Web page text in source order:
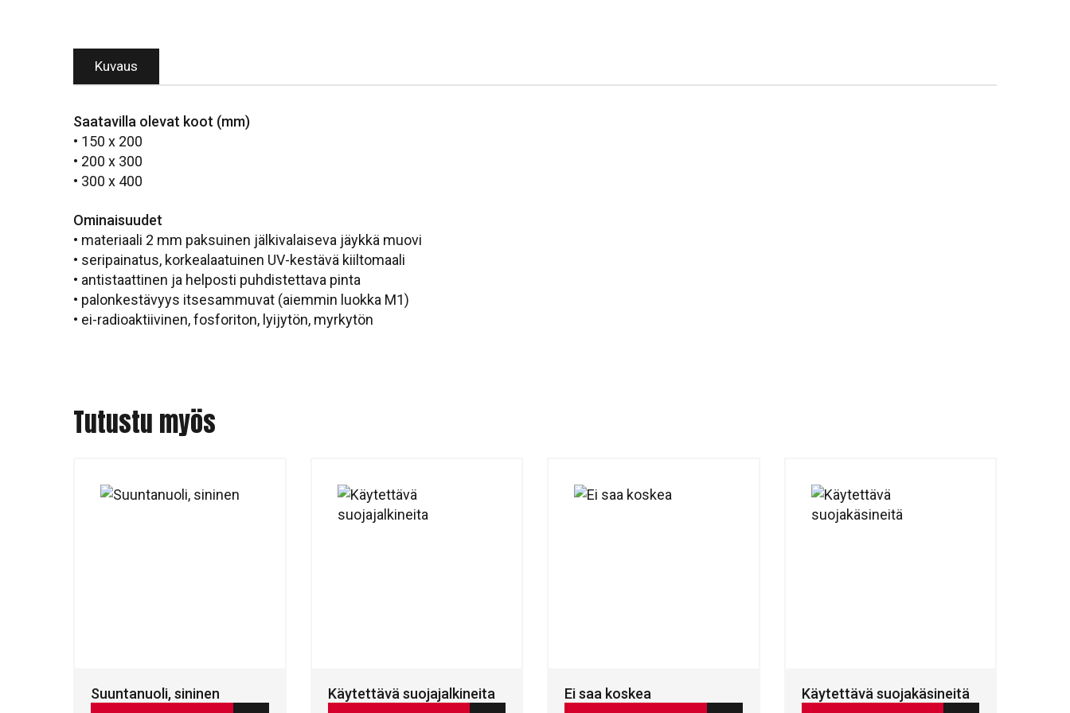
Kuvaus
Saatavilla olevat koot (mm)
• 150 x 200
• 200 x 300
• 300 x 400
Ominaisuudet
• materiaali 2 mm paksuinen jälkivalaiseva jäykkä muovi
• seripainatus, korkealaatuinen UV-kestävä kiiltomaali
• antistaattinen ja helposti puhdistettava pinta
• palonkestävyys itsesammuvat (aiemmin luokka M1)
• ei-radioaktiivinen, fosforiton, lyijytön, myrkytön
Tutustu myös
Suuntanuoli, sininen Käytettävä suojajalkineita Ei saa koskea Käytettävä suojakäsineitä